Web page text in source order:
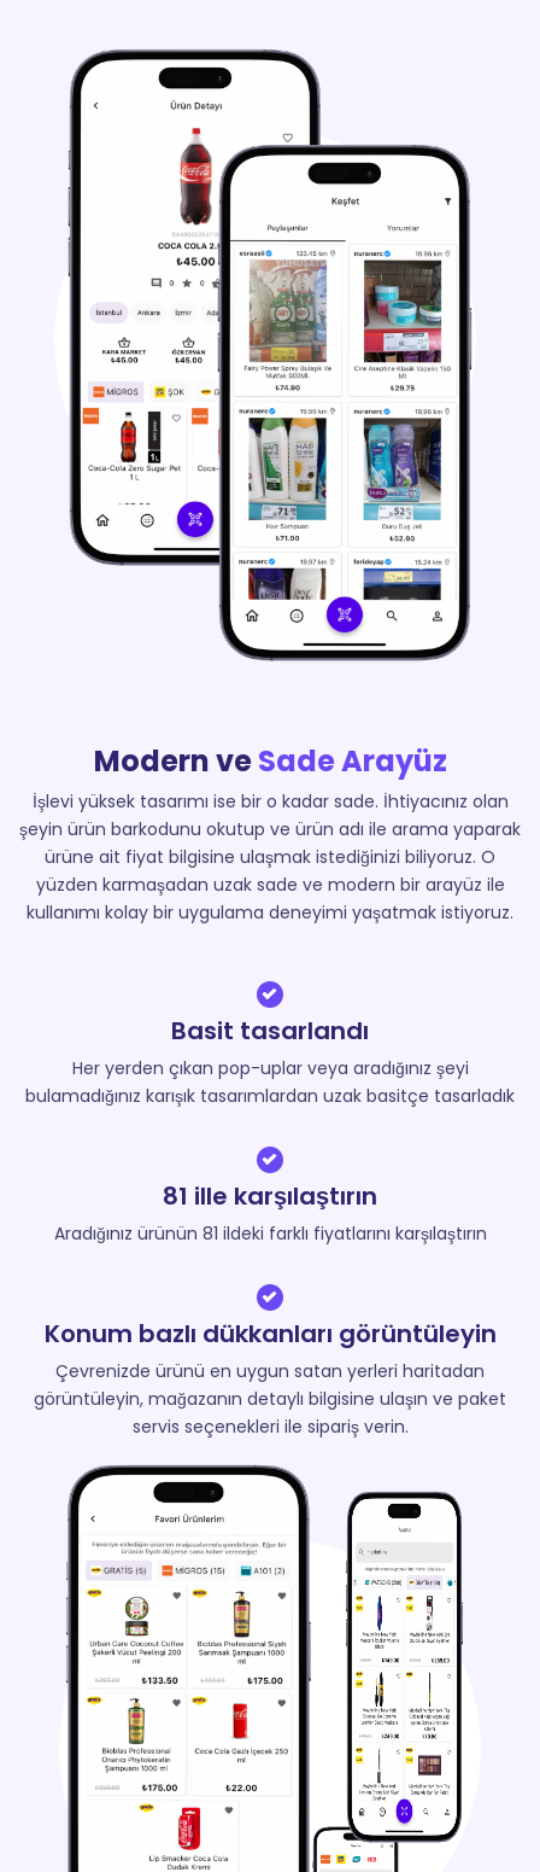
Modern veSade Arayüz
İşlevi yüksek tasarımı ise bir o kadar sade. İhtiyacınız olan
şeyin ürün barkodunu okutup ve ürün adı ile arama yaparak
ürüne ait fiyat bilgisine ulaşmak istediğinizi biliyoruz. O
yüzden karmaşadan uzak sade ve modern bir arayüz ile
kullanımı kolay bir uygulama deneyimi yaşatmak istiyoruz.
Basit tasarlandı
Her yerden çıkan pop-uplar veya aradığınız şeyi
bulamadığınız karışık tasarımlardan uzak basitçe tasarladık
81 ille karşılaştırın
Aradığınız ürünün 81 ildeki farklı fiyatlarını karşılaştırın
Konum bazlı dükkanları görüntüleyin
Çevrenizde ürünü en uygun satan yerleri haritadan
görüntüleyin, mağazanın detaylı bilgisine ulaşın ve paket
servis seçenekleri ile sipariş verin.